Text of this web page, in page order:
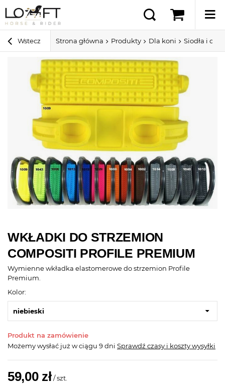
Wstecz Strona główna Produkty Dla koni Siodła i
WKŁADKI DO STRZEMION
COMPOSITI PROFILE PREMIUM
Wymienne wkładka elastomerowe do strzemion Profile
Premium.
Kolor:
niebieski
Produkt na zamówienie
Możemy wysłać już w ciągu 9 dni Sprawdź czasy i koszty wysyłki
59,00 zł /szt.